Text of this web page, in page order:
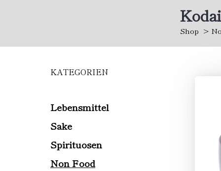
Shop
KATEGORIEN
Lebensmittel
Sake
Spirituosen
Non Food